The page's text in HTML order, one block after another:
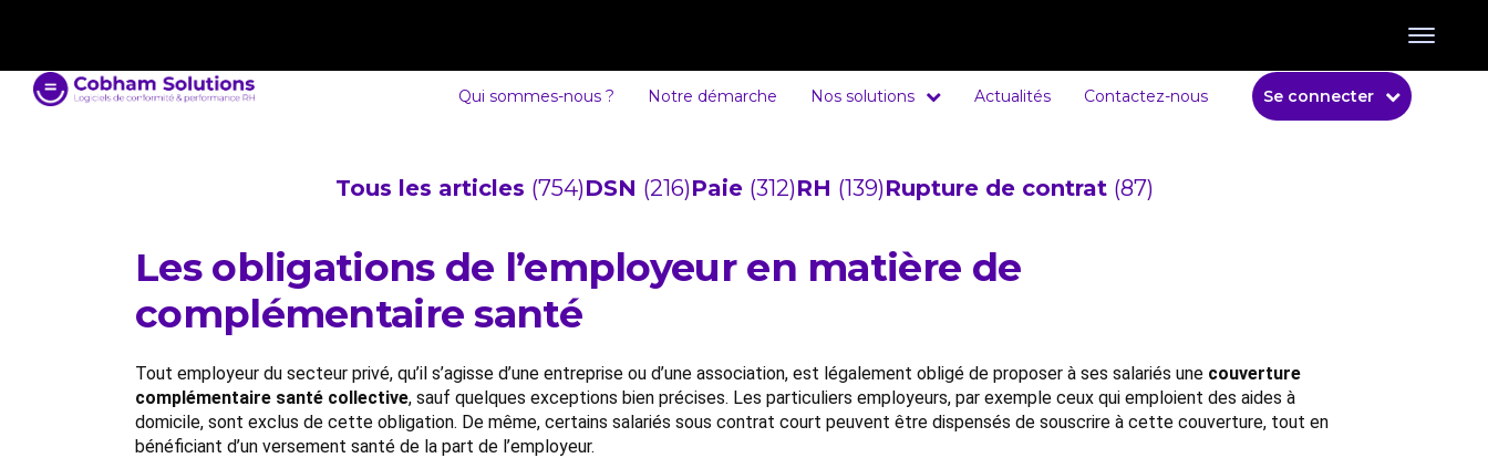
Qui sommes-nous ? Notre démarche Nos solutions Actualités Contactez-nous Se connecter
Tous les articles (754)DSN (216)Paie (312)RH (139)Rupture de contrat (87)
Les obligations de l’employeur en matière de
complémentaire santé
Tout employeur du secteur privé, qu’il s’agisse d’une entreprise ou d’une association, est légalement obligé de proposer à ses salariés une couverture
complémentaire santé collective, sauf quelques exceptions bien précises. Les particuliers employeurs, par exemple ceux qui emploient des aides à
domicile, sont exclus de cette obligation. De même, certains salariés sous contrat court peuvent être dispensés de souscrire à cette couverture, tout en
bénéficiant d’un versement santé de la part de l’employeur.